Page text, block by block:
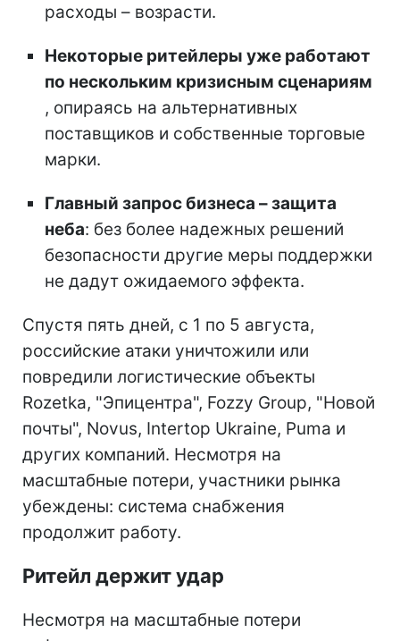
расходы – возрасти.
Некоторые ритейлеры уже работают
по нескольким кризисным сценариям
, опираясь на альтернативных
поставщиков и собственные торговые
марки.
Главный запрос бизнеса – защита
неба: без более надежных решений
безопасности другие меры поддержки
не дадут ожидаемого эффекта.
Спустя пять дней, с 1 по 5 августа,
российские атаки уничтожили или
повредили логистические объекты
Rozetka, "Эпицентра", Fozzy Group, "Новой
почты", Novus, Intertop Ukraine, Puma и
других компаний. Несмотря на
масштабные потери, участники рынка
убеждены: система снабжения
продолжит работу.
Ритейл держит удар
Несмотря на масштабные потери